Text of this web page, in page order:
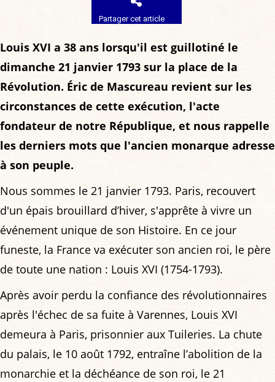
Partager cet article
Louis XVI a 38 ans lorsqu'il est guillotiné le
dimanche 21 janvier 1793 sur la place de la
Révolution. Éric de Mascureau revient sur les
circonstances de cette exécution, l'acte
fondateur de notre République, et nous rappelle
les derniers mots que l'ancien monarque adresse
à son peuple.
Nous sommes le 21 janvier 1793. Paris, recouvert
d'un épais brouillard d’hiver, s'apprête à vivre un
événement unique de son Histoire. En ce jour
funeste, la France va exécuter son ancien roi, le père
de toute une nation : Louis XVI (1754-1793).
Après avoir perdu la confiance des révolutionnaires
après l'échec de sa fuite à Varennes, Louis XVI
demeura à Paris, prisonnier aux Tuileries. La chute
du palais, le 10 août 1792, entraîne l’abolition de la
monarchie et la déchéance de son roi, le 21